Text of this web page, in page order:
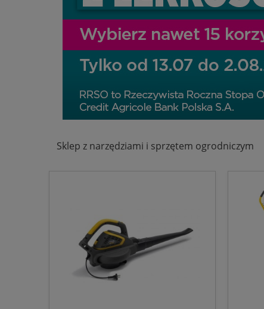
Sklep z narzędziami i sprzętem ogrodniczym